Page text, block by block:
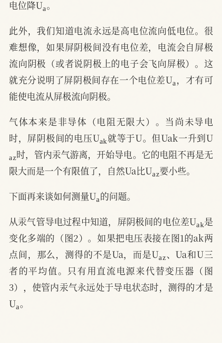
电位降U 。
此外，我们知道电流永远是高电位流向低电位。很
难想像，如果屏阴极间没有电位差，电流会自屏极
流向阴极（或者说阴极上的电子会飞向屏极）。这
就充分说明了屏阴极间存在一个电位差Ua，才有可
能使电流从屏极流向阴极。
气体本来是非导体（电阻无限大）。当尚未导电
时，屏阴极间的电压Uak
就等于U。但Uak一升到U
az时，管内汞气游离，开始导电。它的电阻不再是无
限大而是一个有限值了，自然Ua比Uaz要小些。
下面再来谈如何测量U a
的问题。
从汞气管导电过程中知道，屏阴极间的电位差U
k
是
变化多端的（图2）。如果把电压表接在图1的ak两
点间，那么，测得的不是Ua，而是Uaz、Ua和U三
者的平均值。只有用直流电源来代替变压器（图
3），使管内汞气永远处于导电状态时，测得的才是
Ua 。